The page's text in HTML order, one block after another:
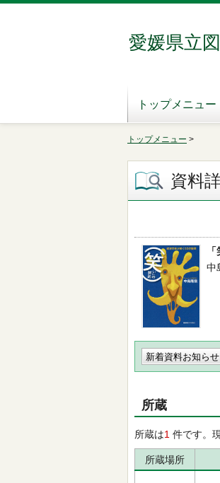
愛媛県立
トップメニュー
トップメニュー >
資料
中
新着資料お知らせ
所蔵
所蔵は1 件です。
所蔵場所